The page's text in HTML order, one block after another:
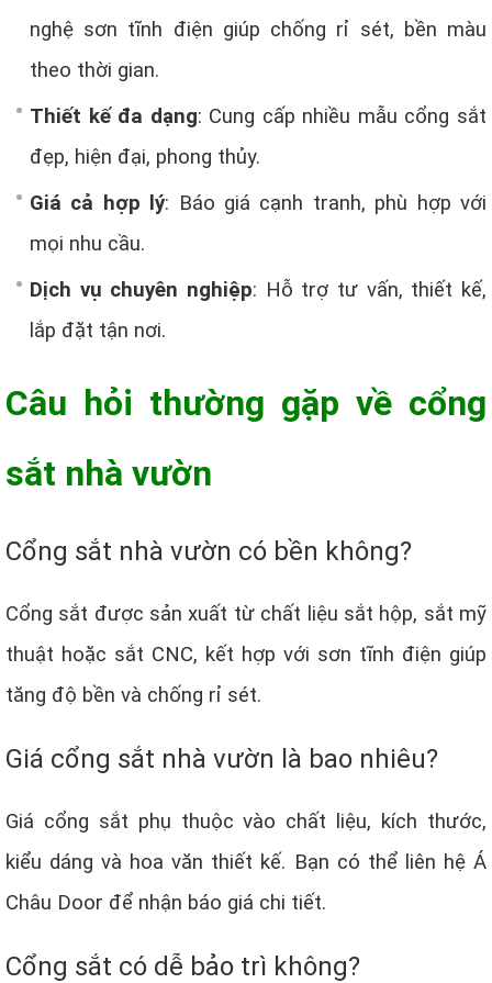
nghệ sơn tĩnh điện giúp chống rỉ sét, bền màu
theo thời gian.
Thiết kế đa dạng: Cung cấp nhiều mẫu cổng sắt
đẹp, hiện đại, phong thủy.
Giá cả hợp lý: Báo giá cạnh tranh, phù hợp với
mọi nhu cầu.
Dịch vụ chuyên nghiệp: Hỗ trợ tư vấn, thiết kế,
lắp đặt tận nơi.
Câu hỏi thường gặp về cổng
sắt nhà vườn
Cổng sắt nhà vườn có bền không?
Cổng sắt được sản xuất từ chất liệu sắt hộp, sắt mỹ
thuật hoặc sắt CNC, kết hợp với sơn tĩnh điện giúp
tăng độ bền và chống rỉ sét.
Giá cổng sắt nhà vườn là bao nhiêu?
Giá cổng sắt phụ thuộc vào chất liệu, kích thước,
kiểu dáng và hoa văn thiết kế. Bạn có thể liên hệ Á
Châu Door để nhận báo giá chi tiết.
Cổng sắt có dễ bảo trì không?